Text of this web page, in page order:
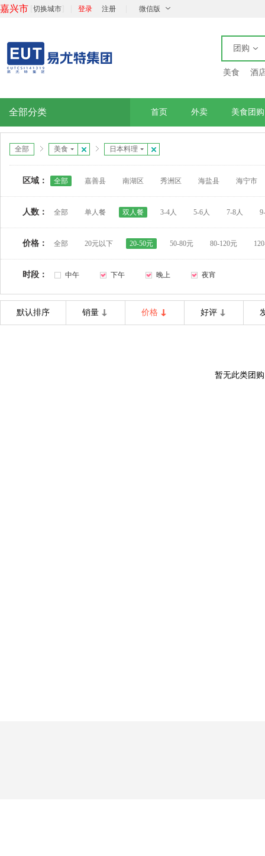
嘉兴市 切换城市 登录 注册 微信版
团购
美食 酒
全部分类 首页 外卖 美食团购
全部 美食 日本料理
区域： 全部 嘉善县 南湖区 秀洲区 海盐县 海宁市
人数： 全部 单人餐 双人餐 3-4人 5-6人 7-8人
价格： 全部 20元以下 20-50元 50-80元 80-120元
时段： 中午 下午 晚上 夜宵
默认排序 销量 价格 好评
暂无此类团